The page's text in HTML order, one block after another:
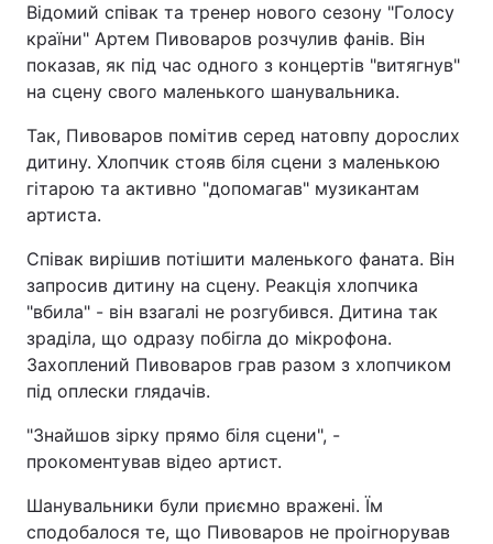
Відомий співак та тренер нового сезону "Голосу
країни" Артем Пивоваров розчулив фанів. Він
показав, як під час одного з концертів "витягнув"
на сцену свого маленького шанувальника.
Так, Пивоваров помітив серед натовпу дорослих
дитину. Хлопчик стояв біля сцени з маленькою
гітарою та активно "допомагав" музикантам
артиста.
Співак вирішив потішити маленького фаната. Він
запросив дитину на сцену. Реакція хлопчика
"вбила" - він взагалі не розгубився. Дитина так
зраділа, що одразу побігла до мікрофона.
Захоплений Пивоваров грав разом з хлопчиком
під оплески глядачів.
"Знайшов зірку прямо біля сцени", -
прокоментував відео артист.
Шанувальники були приємно вражені. Їм
сподобалося те, що Пивоваров не проігнорував